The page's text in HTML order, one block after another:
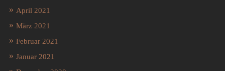
April 2021
März 2021
Februar 2021
Januar 2021